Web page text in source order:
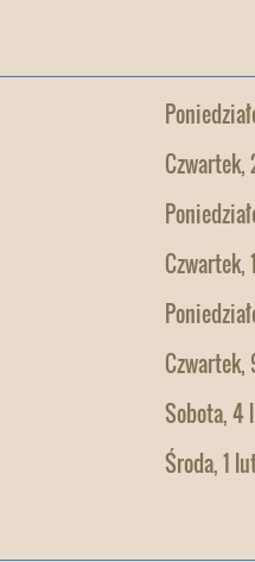
Czwartek,
Czwartek,
Czwartek,
Sobota, 4
Środa, 1